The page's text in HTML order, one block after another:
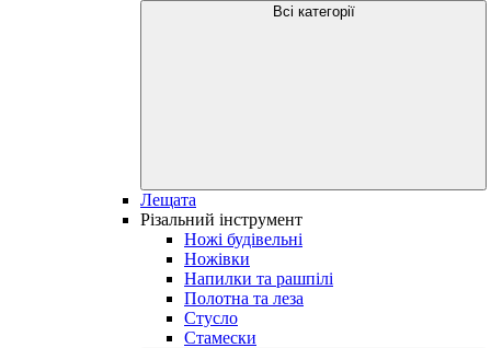
Всі категорії
Лещата
Різальний інструмент
Ножі будівельні
Ножівки
Напилки та рашпілі
Полотна та леза
Стусло
Стамески